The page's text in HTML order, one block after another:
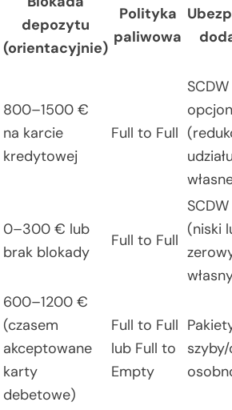
depozytu
(orientacyjnie)
Polityka
paliwowa
800–1500 €
na karcie
kredytowej
Full to Full
SCDW
0–300 € lub
brak blokady
Full to Full
(niski
600–1200 €
(czasem
akceptowane
karty
debetowe)
Full to Full
lub Full to
Empty